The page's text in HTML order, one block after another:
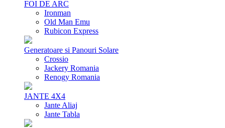
FOI DE ARC
Ironman
Old Man Emu
Rubicon Express
Generatoare si Panouri Solare
Crossio
Jackery Romania
Renogy Romania
JANTE 4X4
Jante Aliaj
Jante Tabla